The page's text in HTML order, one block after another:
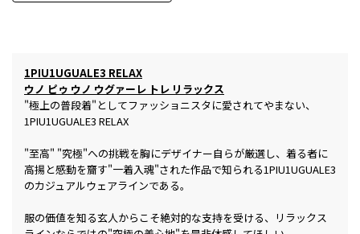
1PIU1UGUALE3 RELAX
ウノ ピゥ ウノ ウグァーレ トレ リラックス
"極上の普段着"としてファッショニスタに愛されてやまない、
1PIU1UGUALE3 RELAX
"至高" "究極"への挑戦を胸にデザイナー自らが厳選し、着る者に
高揚と感動を齎す"一着入魂"された作品で知られる1PIU1UGUALE3
のカジュアルウェアラインである。
服の価値を知る玄人からこそ絶対的な支持を受ける、リラックス